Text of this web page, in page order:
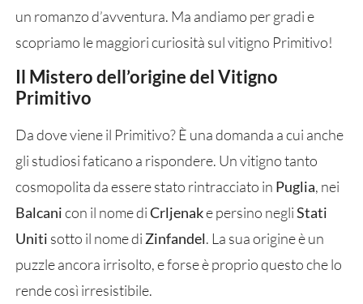
un romanzo d’avventura. Ma andiamo per gradi e
scopriamo le maggiori curiosità sul vitigno Primitivo!
Il Mistero dell’origine del Vitigno
Primitivo
Da dove viene il Primitivo? È una domanda a cui anche
gli studiosi faticano a rispondere. Un vitigno tanto
cosmopolita da essere stato rintracciato in Puglia, nei
Balcanicon il nome diCrljenake persino negliStati
Uniti sotto il nome di Zinfandel. La sua origine è un
puzzle ancora irrisolto, e forse è proprio questo che lo
rende così irresistibile.